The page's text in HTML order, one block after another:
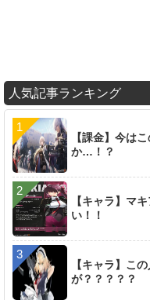
人気記事ランキング
【課金】今は
か…！？
【キャラ】マ
い！！
【キャラ】こ
が？？？？？